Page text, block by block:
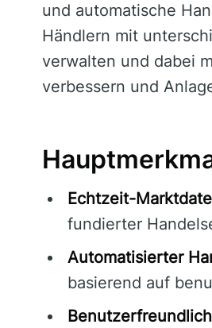
und automatische
Händlern mit
verwalten und dabei
verbessern und
Echtzeit-
fundierter
Automatisierter
basierend auf